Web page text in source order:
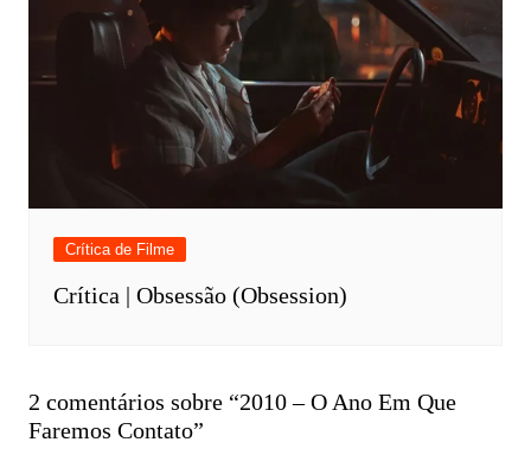
Crítica de Filme
Crítica | Obsessão (Obsession)
2 comentários sobre “2010 – O Ano Em Que
Faremos Contato”